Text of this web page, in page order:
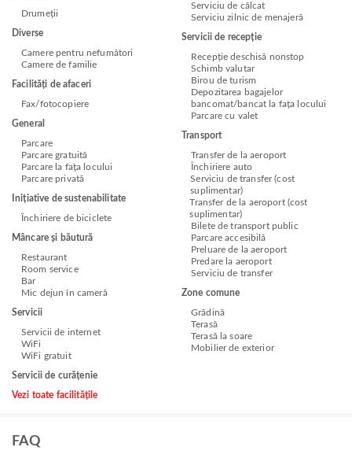
Drumeții
Diverse
Camere pentru nefumători
Camere de familie
Facilități de afaceri
Fax/fotocopiere
General
Parcare
Parcare gratuită
Parcare la fața locului
Parcare privată
Inițiative de sustenabilitate
Închiriere de biciclete
Mâncare și băutură
Restaurant
Room service
Bar
Mic dejun în cameră
Servicii
Servicii de internet
WiFi
WiFi gratuit
Servicii de curățenie
Serviciu de călcat
Serviciu zilnic de menajeră
Servicii de recepție
Recepție deschisă nonstop
Schimb valutar
Birou de turism
Depozitarea bagajelor
bancomat/bancat la fața locului
Parcare cu valet
Transport
Transfer de la aeroport
Închiriere auto
Serviciu de transfer (cost
suplimentar)
Transfer de la aeroport (cost
suplimentar)
Bilete de transport public
Parcare accesibilă
Preluare de la aeroport
Predare la aeroport
Serviciu de transfer
Zone comune
Grădină
Terasă
Terasă la soare
Mobilier de exterior
Vezi toate facilitățile
FAQ